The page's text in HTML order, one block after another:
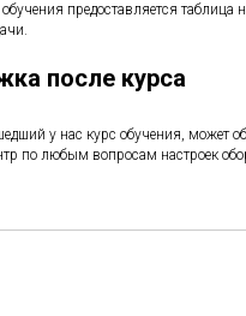
предоставляется таблица
после курса
у нас курс обучения, может
по любым вопросам настроек